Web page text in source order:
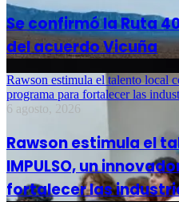
Se confirmó la Ruta
del acuerdo Vicuña
Rawson estimula el talento local
programa para fortalecer las
6 agosto, 2026
Rawson estimula el
IMPULSO, un
fortalecer las